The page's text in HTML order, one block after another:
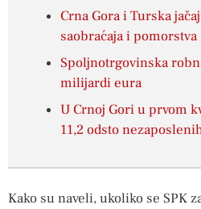
Crna Gora i Turska
saobraćaja i pomorstva
Spoljnotrgovinska
milijardi eura
U Crnoj Gori u prvom
11,2 odsto
Kako su naveli, ukoliko se SPK